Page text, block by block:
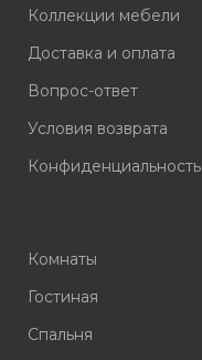
Коллекции мебели
Доставка и оплата
Вопрос-ответ
Условия возврата
Конфиденциальность
Комнаты
Гостиная
Спальня